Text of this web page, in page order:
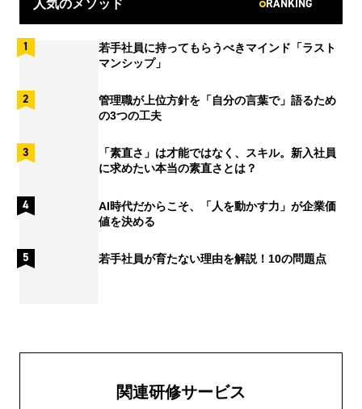
人気のメソッド RANKING
若手社員に持ってもらうべきマインド「ラスト
マンシップ」
管理職が上位方針を「自分の言葉で」語るため
の3つの工夫
「素直さ」は才能ではなく、スキル。新入社員
に求めたい本当の素直さとは？
AI時代だからこそ、「人を動かす力」が企業価
値を決める
若手社員が育たない理由を解説！10の問題点
関連研修サービス